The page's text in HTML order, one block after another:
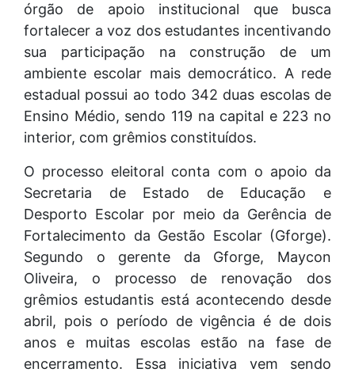
órgão de apoio institucional que busca
fortalecer a voz dos estudantes incentivando
sua participação na construção de um
ambiente escolar mais democrático. A rede
estadual possui ao todo 342 duas escolas de
Ensino Médio, sendo 119 na capital e 223 no
interior, com grêmios constituídos.
O processo eleitoral conta com o apoio da
Secretaria de Estado de Educação e
Desporto Escolar por meio da Gerência de
Fortalecimento da Gestão Escolar (Gforge).
Segundo o gerente da Gforge, Maycon
Oliveira, o processo de renovação dos
grêmios estudantis está acontecendo desde
abril, pois o período de vigência é de dois
anos e muitas escolas estão na fase de
encerramento. Essa iniciativa vem sendo